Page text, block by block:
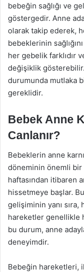
bebeğin sağlığı ve
göstergedir. Anne
olarak takip ederek,
bebeklerinin
her gebelik farklıdır
değişiklik
durumunda mutlaka
gereklidir.
Bebek Anne
Canlanır?
Bebeklerin anne
döneminin önemli bir
haftasından itibaren
hissetmeye başlar.
gelişiminin yanı
hareketler genellikle
bu durum, anne
deneyimdir.
Bebeğin hareketleri,